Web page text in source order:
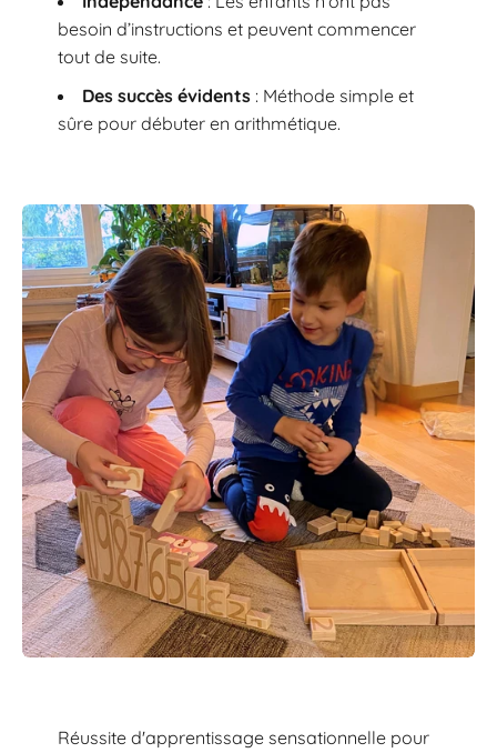
besoin d’instructions et peuvent commencer
tout de suite.
Des succès évidents : Méthode simple et
sûre pour débuter en arithmétique.
Réussite d'apprentissage sensationnelle pour